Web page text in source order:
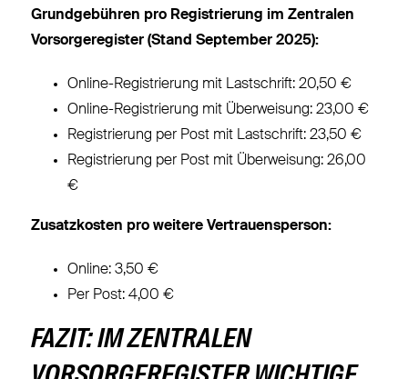
Grundgebühren pro Registrierung im Zentralen
Vorsorgeregister (Stand September 2025):
Online-Registrierung mit Lastschrift: 20,50 €
Online-Registrierung mit Überweisung: 23,00 €
Registrierung per Post mit Lastschrift: 23,50 €
Registrierung per Post mit Überweisung: 26,00
€
Zusatzkosten pro weitere Vertrauensperson:
Online: 3,50 €
Per Post: 4,00 €
FAZIT: IM ZENTRALEN